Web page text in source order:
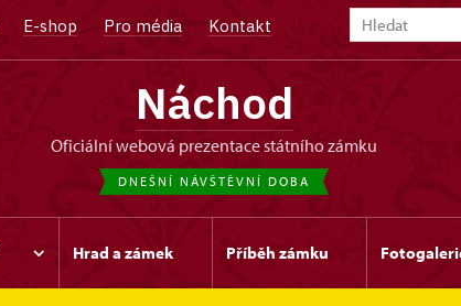
E-shop Pro média Kontakt
Náchod
oficiální webová prezentace státního zámku
DNEŠNÍ NÁVŠTĚVNÍ DOBA
Hrad a zámek Příběh zámku